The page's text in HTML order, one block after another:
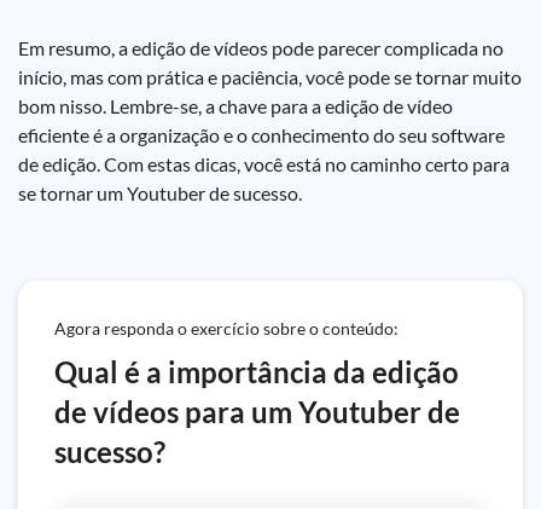
Em resumo, a edição de vídeos pode parecer complicada no
início, mas com prática e paciência, você pode se tornar muito
bom nisso. Lembre-se, a chave para a edição de vídeo
eficiente é a organização e o conhecimento do seu software
de edição. Com estas dicas, você está no caminho certo para
se tornar um Youtuber de sucesso.
Agora responda o exercício sobre o conteúdo:
Qual é a importância da edição
de vídeos para um Youtuber de
sucesso?